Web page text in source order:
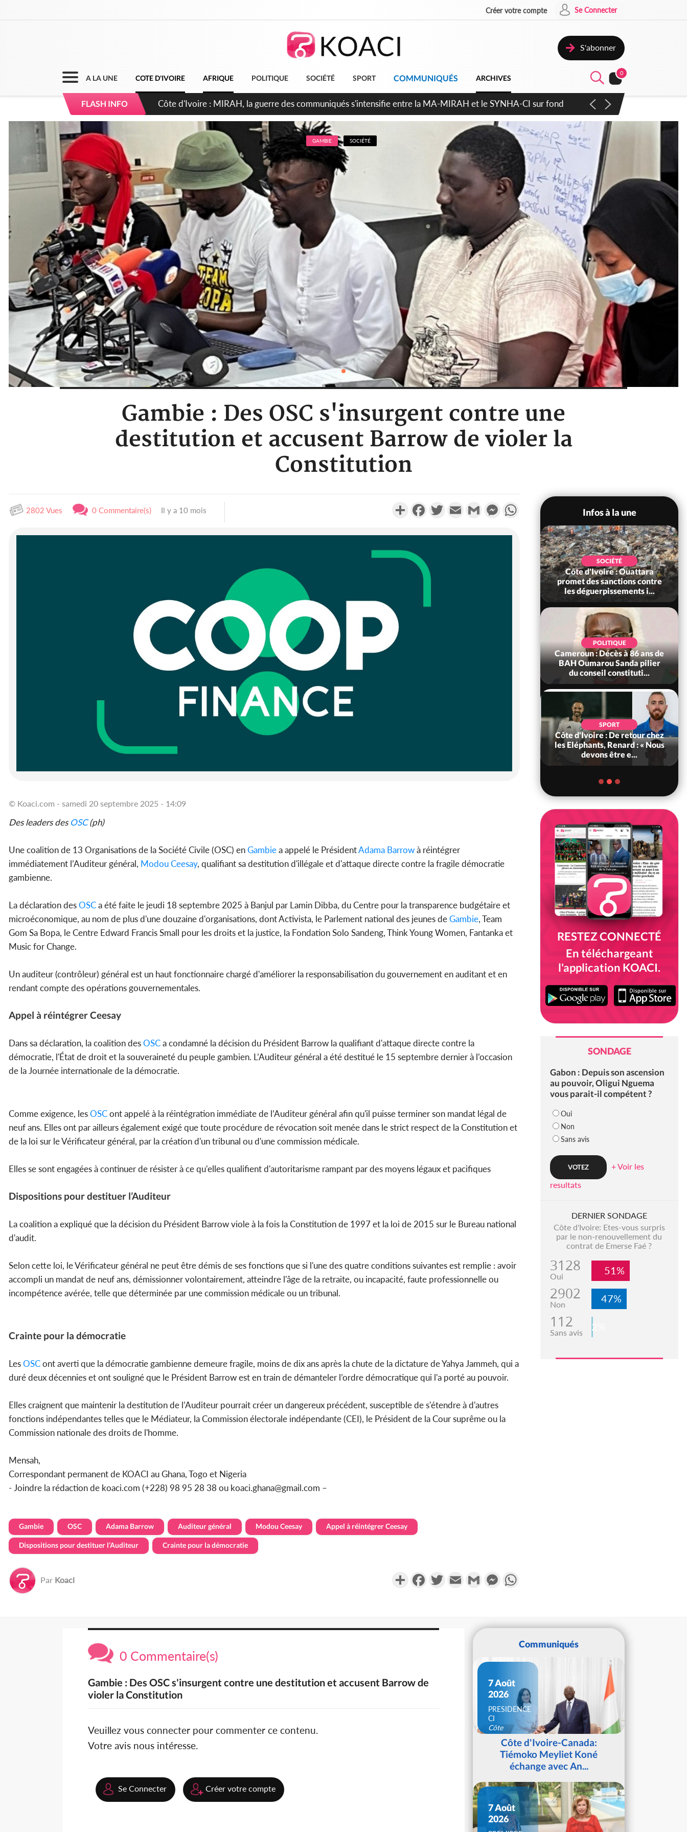
Créer votre compte Se Connecter
S'abonner
A LA UNE COTE D'IVOIRE AFRIQUE POLITIQUE SOCIÉTÉ SPORT COMMUNIQUÉS ARCHIVES
0
FLASH INFO Côte d'Ivoire : Indépendance 2026, Thiam plaide pour un environnement démocratique plus apaisé
GAMBIE SOCIÉTÉ
Gambie : Des OSC s'insurgent contre une
destitution et accusent Barrow de violer la
Constitution
2802 Vues 0 Commentaire(s) Il y a 10 mois PartagerFacebookTwitterEmail Gmail MessengerWhatsApp
© Koaci.com - samedi 20 septembre 2025 - 14:09
Des leaders desOSC(ph)
Une coalition de 13 Organisations de la Société Civile (OSC) enGambiea appelé le PrésidentAdama Barrowà réintégrer
immédiatement l’Auditeur général, Modou Ceesay, qualifiant sa destitution d'illégale et d'attaque directe contre la fragile démocratie
gambienne.
La déclaration desOSCa été faite le jeudi 18 septembre 2025 à Banjul par Lamin Dibba, du Centre pour la transparence budgétaire et
microéconomique, au nom de plus d'une douzaine d'organisations, dont Activista, le Parlement national des jeunes deGambie, Team
Gom Sa Bopa, le Centre Edward Francis Small pour les droits et la justice, la Fondation Solo Sandeng, Think Young Women, Fantanka et
Music for Change.
Un auditeur (contrôleur) général est un haut fonctionnaire chargé d'améliorer la responsabilisation du gouvernement en auditant et en
rendant compte des opérations gouvernementales.
Appel à réintégrer Ceesay
Dans sa déclaration, la coalition desOSCa condamné la décision du Président Barrow la qualifiant d'attaque directe contre la
démocratie, l'État de droit et la souveraineté du peuple gambien. L’Auditeur général a été destitué le 15 septembre dernier à l’occasion
de la Journée internationale de la démocratie.
Comme exigence, lesOSCont appelé à la réintégration immédiate de l’Auditeur général afin qu'il puisse terminer son mandat légal de
neuf ans. Elles ont par ailleurs également exigé que toute procédure de révocation soit menée dans le strict respect de la Constitution et
de la loi sur le Vérificateur général, par la création d'un tribunal ou d'une commission médicale.
Elles se sont engagées à continuer de résister à ce qu'elles qualifient d'autoritarisme rampant par des moyens légaux et pacifiques
Dispositions pour destituer l’Auditeur
La coalition a expliqué que la décision du Président Barrow viole à la fois la Constitution de 1997 et la loi de 2015 sur le Bureau national
d'audit.
Selon cette loi, le Vérificateur général ne peut être démis de ses fonctions que si l'une des quatre conditions suivantes est remplie : avoir
accompli un mandat de neuf ans, démissionner volontairement, atteindre l'âge de la retraite, ou incapacité, faute professionnelle ou
incompétence avérée, telle que déterminée par une commission médicale ou un tribunal.
Crainte pour la démocratie
LesOSCont averti que la démocratie gambienne demeure fragile, moins de dix ans après la chute de la dictature de Yahya Jammeh, qui a
duré deux décennies et ont souligné que le Président Barrow est en train de démanteler l’ordre démocratique qui l'a porté au pouvoir.
Elles craignent que maintenir la destitution de l’Auditeur pourrait créer un dangereux précédent, susceptible de s'étendre à d'autres
fonctions indépendantes telles que le Médiateur, la Commission électorale indépendante (CEI), le Président de la Cour suprême ou la
Commission nationale des droits de l'homme.
Mensah,
Correspondant permanent de KOACI au Ghana, Togo et Nigeria
- Joindre la rédaction de koaci.com (+228) 98 95 28 38 ou koaci.ghana@gmail.com –
Gambie OSC Adama Barrow Auditeur général Modou Ceesay Appel à réintégrer Ceesay
Dispositions pour destituer l’Auditeur Crainte pour la démocratie
Par Koaci PartagerFacebookTwitterEmail Gmail Messenger
Infos à la une
Côte d'Ivoire : Après le pari
réussi du 66e anniversaire,
SOCIÉTÉ
Côte d'Ivoire : Ouattara
promet des sanctions contre
les déguerpissements i...
POLITIQUE
Cameroun : Décès à 86 ans de
BAH Oumarou Sanda pilier
du conseil constituti...
SPORT
Côte d'Ivoire : De retour chez
les Eléphants, Renard : « Nous
devons être e...
RESTEZ CONNECTÉ
En téléchargeant
l'application KOACI.
SONDAGE
Gabon : Depuis son ascension
au pouvoir, Oligui Nguema
vous parait-il compétent ?
Oui
Non
Sans avis
+ Voir les
resultats
DERNIER SONDAGE
Côte d'Ivoire: Etes-vous surpris
par le non-renouvellement du
contrat de Emerse Faé ?
3128
Oui 51%
2902
Non 47%
112
Sans avis 2%
0 Commentaire(s)
Gambie : Des OSC s'insurgent contre une destitution et accusent Barrow de
violer la Constitution
Veuillez vous connecter pour commenter ce contenu.
Votre avis nous intéresse.
Se Connecter Créer votre compte
Communiqués
7 Août
2026
PRESIDENCE
CI
Côte
d'IvoireCôte d'Ivoire-Canada:
Tiémoko Meyliet Koné
échange avec An...
7 Août
2026